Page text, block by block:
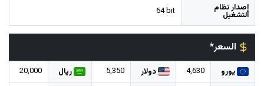
إصدار نظام
التشغيل 64 bit
السعر*
يورو 4,630 دولار 5,350 ريال
20,000